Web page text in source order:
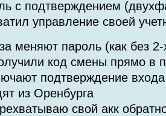
с подтверждением
управление своей
меняют пароль (как без
код смены прямо в
подтверждение входа
из Оренбурга
свой акк